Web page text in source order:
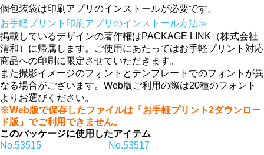
個包装袋は印刷アプリのインストールが必要です。
お手軽プリント印刷アプリのインストール方法≫
掲載しているデザインの著作権はPACKAGE LINK（株式会社
清和）に帰属します。ご使用にあたってはお手軽プリント対応
商品への印刷に限定させていただきます。
また撮影イメージのフォントとテンプレートでのフォントが異
なる場合がございます。Web版ご利用の際は20種のフォント
よりお選びください。
※Web版で保存したファイルは「お手軽プリント2ダウンロー
ド版」でご利用できません。
このパッケージに使用したアイテム
No.53515
No.53517